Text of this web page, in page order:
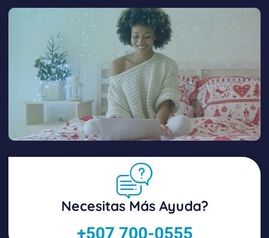
Necesitas Más Ayuda?
+507 700-0555